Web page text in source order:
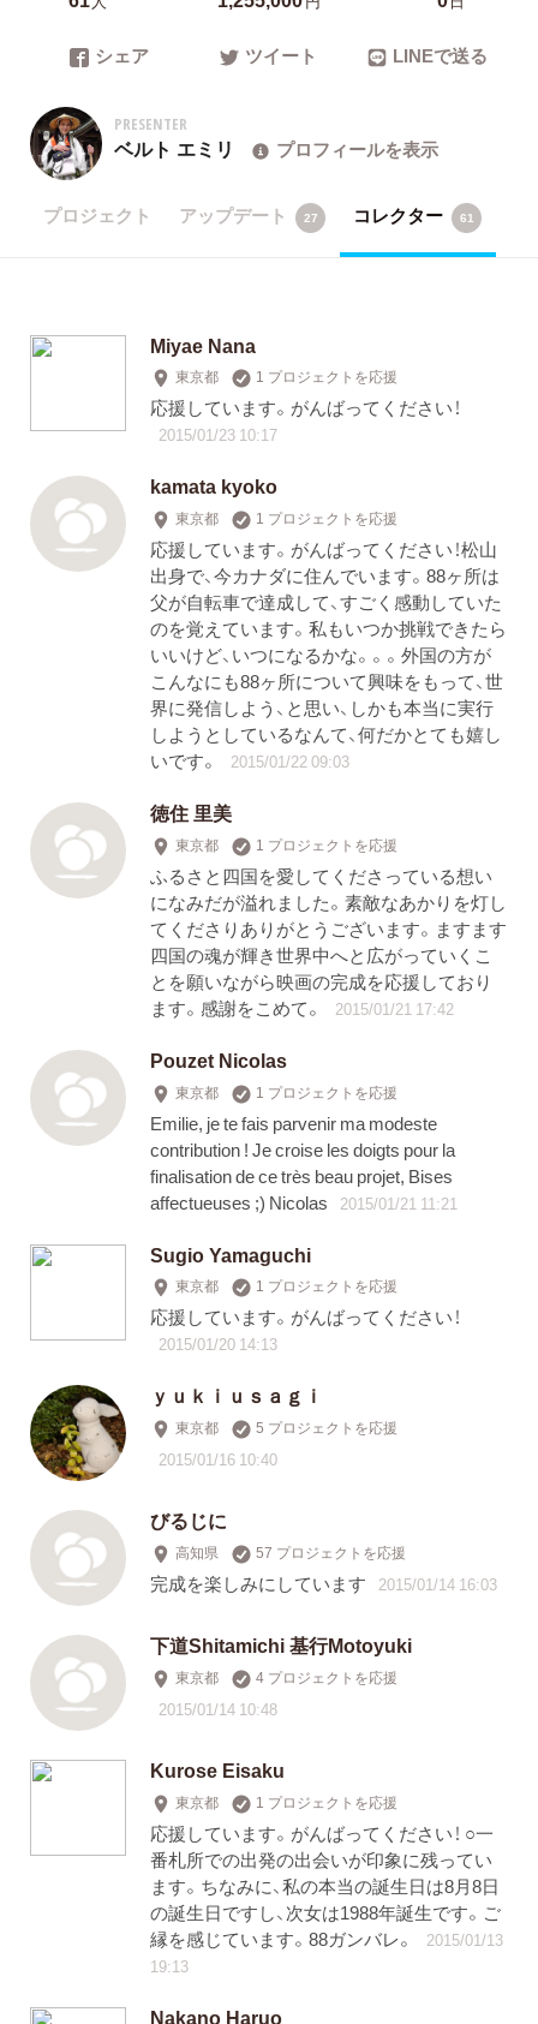
シェア ツイート LINEで送る
PRESENTER
ベルト エミリ プロフィールを表示
プロジェクト アップデート 27 コレクター 61
Miyae Nana
東京都 1 プロジェクトを応援
応援しています。がんばってください！
2015/01/23 10:17
kamata kyoko
東京都 1 プロジェクトを応援
応援しています。がんばってください！松山
出身で、今カナダに住んでいます。88ヶ所は
父が自転車で達成して、すごく感動していた
のを覚えています。私もいつか挑戦できたら
いいけど、いつになるかな。。。外国の方が
こんなにも88ヶ所について興味をもって、世
界に発信しよう、と思い、しかも本当に実行
しようとしているなんて、何だかとても嬉し
いです。
2015/01/22 09:03
徳住 里美
東京都 1 プロジェクトを応援
ふるさと四国を愛してくださっている想い
になみだが溢れました。素敵なあかりを灯し
てくださりありがとうございます。ますます
四国の魂が輝き世界中へと広がっていくこ
とを願いながら映画の完成を応援しており
ます。感謝をこめて。
2015/01/21 17:42
Pouzet Nicolas
東京都 1 プロジェクトを応援
Emilie, je te fais parvenir ma modeste
contribution ! Je croise les doigts pour la
finalisation de ce très beau projet, Bises
affectueuses ;) Nicolas
2015/01/21 11:21
Sugio Yamaguchi
東京都 1 プロジェクトを応援
応援しています。がんばってください！
2015/01/20 14:13
ｙｕｋｉｕｓａｇｉ
東京都 5 プロジェクトを応援
2015/01/16 10:40
びるじに
高知県 57 プロジェクトを応援
完成を楽しみにしています 2015/01/14 16:03
下道Shitamichi 基行Motoyuki
東京都 4 プロジェクトを応援
2015/01/14 10:48
Kurose Eisaku
東京都 1 プロジェクトを応援
応援しています。がんばってください！ ○一
番札所での出発の出会いが印象に残ってい
ます。ちなみに、私の本当の誕生日は8月8日
の誕生日ですし、次女は1988年誕生です。ご
縁を感じています。88ガンバレ。
2015/01/13
19:13
Nakano Haruo